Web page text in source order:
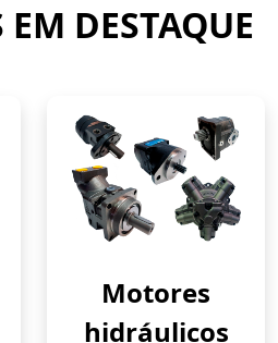
DESTAQUE
Motores
hidráulicos